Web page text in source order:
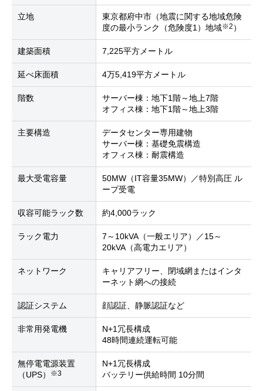
立地
東京都府中市（地震に関する地域危険
度の最小ランク（危険度1）地域※2 ）
建築面積 7,225平方メートル
延べ床面積 4万5,419平方メートル
階数
サーバー棟：地下1階～地上7階
オフィス棟：地下1階～地上3階
主要構造
データセンター専用建物
サーバー棟：基礎免震構造
オフィス棟：耐震構造
最大受電容量
50MW（IT容量35MW）／特別高圧 ル
ープ受電
収容可能ラック数 約4,000ラック
ラック電力
7～10kVA（一般エリア）／15～
20kVA（高電力エリア）
ネットワーク
キャリアフリー、閉域網またはインタ
ーネット網への接続
認証システム 顔認証、静脈認証など
非常用発電機
N+1冗長構成
48時間連続運転可能
無停電電源装置
（UPS）
※3
N+1冗長構成
バッテリー供給時間 10分間